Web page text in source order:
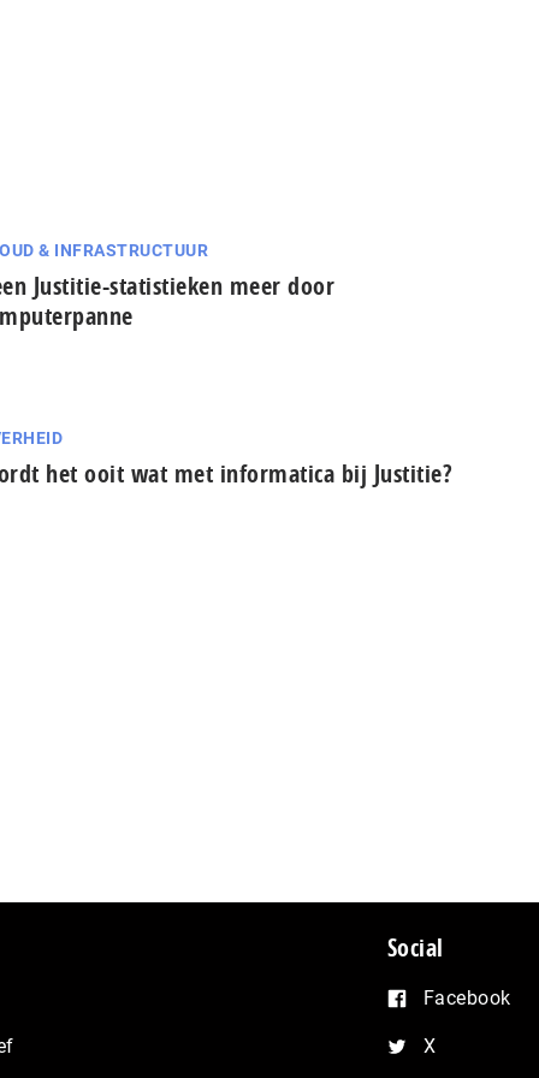
& INFRASTRUCTUUR
Justitie-statistieken meer door
het ooit wat met informatica bij Justitie?
Social
Facebook
X